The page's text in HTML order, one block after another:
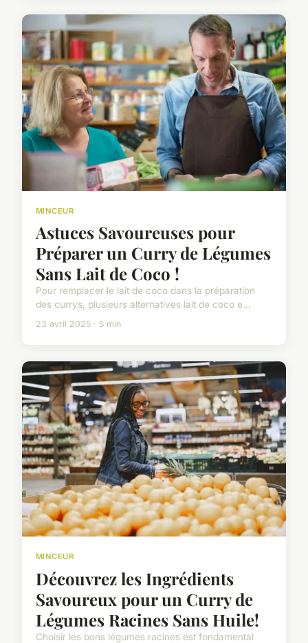
MINCEUR
Astuces Savoureuses pour
Préparer un Curry de Légumes
Sans Lait de Coco !
Pour remplacer le lait de coco dans la préparation
des currys, plusieurs alternatives lait de coco e...
23 avril 2025 · 5 min
MINCEUR
Découvrez les Ingrédients
Savoureux pour un Curry de
Légumes Racines Sans Huile!
Choisir les bons légumes racines est fondamental